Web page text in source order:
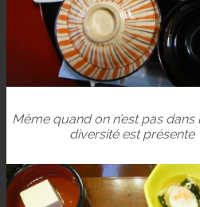
Même quand on n’est pas dans
diversité est présente